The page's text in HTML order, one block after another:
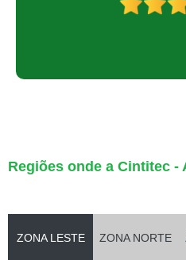
Regiões onde a Cintitec -
ZONA LESTE ZONA NORTE